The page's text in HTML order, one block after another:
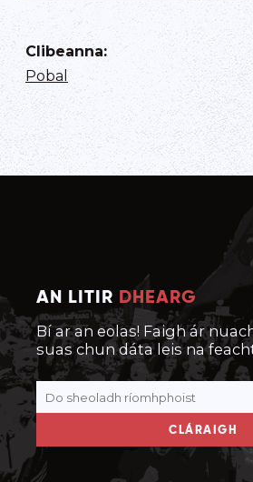
Clibeanna:
Pobal
AN LITIR DHEARG
Bí ar an eolas! Faigh ár
suas chun dáta leis na
CLÁRAIGH